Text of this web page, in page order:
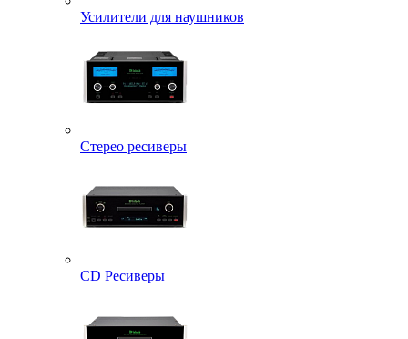
Усилители для наушников
Стерео ресиверы
CD Ресиверы